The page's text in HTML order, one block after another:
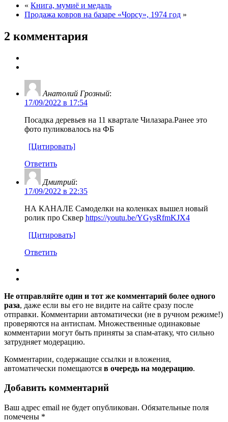
« Книга, мумиё и медаль
Продажа ковров на базаре «Чорсу», 1974 год »
2 комментария
Анатолий Грозный:
17/09/2022 в 17:54
Посадка деревьев на 11 квартале Чилазара.Ранее это
фото пуликовалось на ФБ
[Цитировать]
Ответить
Дмитрий:
17/09/2022 в 22:35
НА КАНАЛЕ Самоделки на коленках вышел новый
ролик про Сквер https://youtu.be/YGysRfmKJX4
[Цитировать]
Ответить
Не отправляйте один и тот же комментарий более одного
раза, даже если вы его не видите на сайте сразу после
отправки. Комментарии автоматически (не в ручном режиме!)
проверяются на антиспам. Множественные одинаковые
комментарии могут быть приняты за спам-атаку, что сильно
затрудняет модерацию.
Комментарии, содержащие ссылки и вложения,
автоматически помещаются в очередь на модерацию.
Добавить комментарий
Ваш адрес email не будет опубликован. Обязательные поля
помечены *